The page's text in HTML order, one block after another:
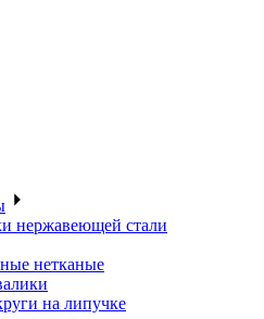
нержавеющей стали
нетканые
на липучке